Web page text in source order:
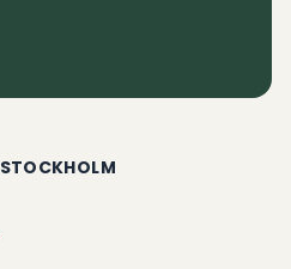
STOCKHOLM